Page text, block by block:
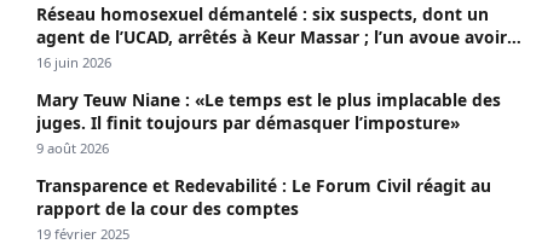
Réseau homosexuel démantelé : six suspects, dont un
agent de l’UCAD, arrêtés à Keur Massar ; l’un avoue avoir
propagé le VIH depuis 2018
16 juin 2026
Mary Teuw Niane : «Le temps est le plus implacable des
juges. Il finit toujours par démasquer l’imposture»
9 août 2026
Transparence et Redevabilité : Le Forum Civil réagit au
rapport de la cour des comptes
19 février 2025